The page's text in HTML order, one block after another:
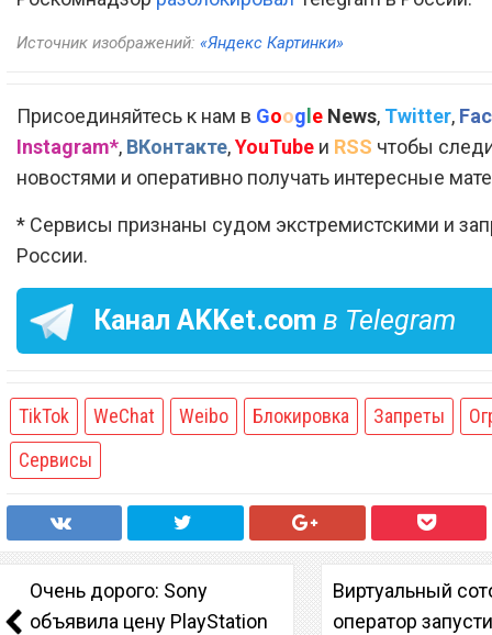
Источник изображений: «Яндекс Картинки»
Присоединяйтесь к нам в Google News, Twitter,
Instagram*, ВКонтакте,YouTube и RSS чтобы
новостями и оперативно получать интересные
* Сервисы признаны судом экстремистскими и
России.
Канал AKKet.com в Telegram
TikTok WeChat Weibo Блокировка Запреты
Сервисы
Очень дорого: Sony
объявила цену PlayStation
Виртуальный
оператор